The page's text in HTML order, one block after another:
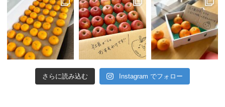
さらに読み込む Instagram でフォロー